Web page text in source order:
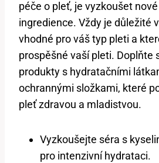
péče o pleť, je vyzkoušet
ingredience. Vždy je důležité
vhodné pro váš typ pleti a
prospěšné vaší pleti. Doplňte
produkty s hydratačními
ochrannými složkami, které
pleť zdravou a mladistvou.
Vyzkoušejte séra s
pro intenzivní hydrataci.